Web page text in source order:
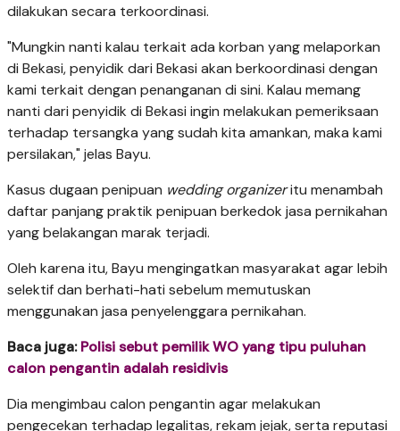
dilakukan secara terkoordinasi.
"Mungkin nanti kalau terkait ada korban yang melaporkan
di Bekasi, penyidik dari Bekasi akan berkoordinasi dengan
kami terkait dengan penanganan di sini. Kalau memang
nanti dari penyidik di Bekasi ingin melakukan pemeriksaan
terhadap tersangka yang sudah kita amankan, maka kami
persilakan," jelas Bayu.
Kasus dugaan penipuan wedding organizeritu menambah
daftar panjang praktik penipuan berkedok jasa pernikahan
yang belakangan marak terjadi.
Oleh karena itu, Bayu mengingatkan masyarakat agar lebih
selektif dan berhati-hati sebelum memutuskan
menggunakan jasa penyelenggara pernikahan.
Baca juga:Polisi sebut pemilik WO yang tipu puluhan
calon pengantin adalah residivis
Dia mengimbau calon pengantin agar melakukan
pengecekan terhadap legalitas, rekam jejak, serta reputasi